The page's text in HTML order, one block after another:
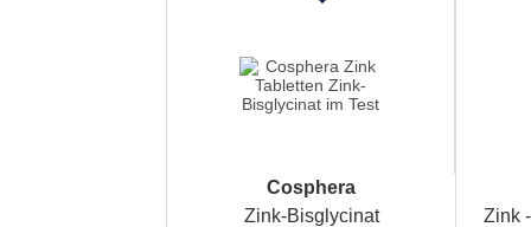
Cosphera
Zink-Bisglycinat
Zink